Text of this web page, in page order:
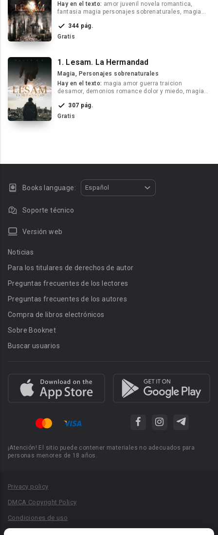
Hay en el texto: amor juvenil novela romantica,
fantasia magia personajes sobrenaturales, magia
344 pág.
Gratis
1. Lesam. La Hermandad
Magia, Personajes sobrenaturales
Hay en el texto: magia amor guerra traicion
desamor, demonios romance dolor y miedo, magia
307 pág.
Gratis
Books language: Español
Soporte técnico
Versión web
Noticias
Para los titulares de derechos de autor
Preguntas frecuentes de los lectores
Preguntas frecuentes de los autores
Compra de libros electrónicos
Sobre Booknet
Buscar usuarios
¡Atención! El sitio puede contener materiales no adecuados para
personas menores de 18 años.
Privacy policy
DMCA Copyright Policy
Condiciones de uso